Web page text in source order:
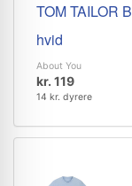
TOM TAILOR
hvid
About You
kr. 119
14 kr. dyrere